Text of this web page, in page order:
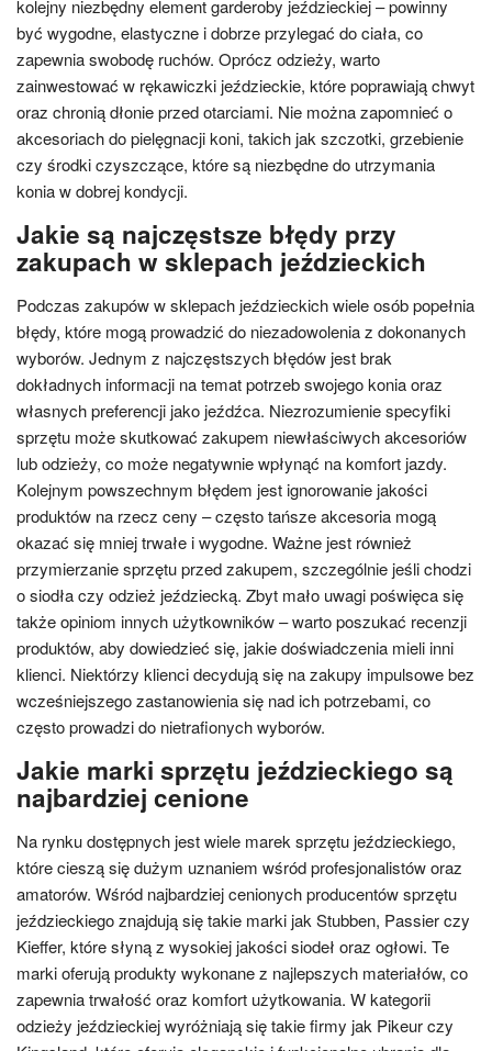
kolejny niezbędny element garderoby jeździeckiej – powinny
być wygodne, elastyczne i dobrze przylegać do ciała, co
zapewnia swobodę ruchów. Oprócz odzieży, warto
zainwestować w rękawiczki jeździeckie, które poprawiają chwyt
oraz chronią dłonie przed otarciami. Nie można zapomnieć o
akcesoriach do pielęgnacji koni, takich jak szczotki, grzebienie
czy środki czyszczące, które są niezbędne do utrzymania
konia w dobrej kondycji.
Jakie są najczęstsze błędy przy
zakupach w sklepach jeździeckich
Podczas zakupów w sklepach jeździeckich wiele osób popełnia
błędy, które mogą prowadzić do niezadowolenia z dokonanych
wyborów. Jednym z najczęstszych błędów jest brak
dokładnych informacji na temat potrzeb swojego konia oraz
własnych preferencji jako jeźdźca. Niezrozumienie specyfiki
sprzętu może skutkować zakupem niewłaściwych akcesoriów
lub odzieży, co może negatywnie wpłynąć na komfort jazdy.
Kolejnym powszechnym błędem jest ignorowanie jakości
produktów na rzecz ceny – często tańsze akcesoria mogą
okazać się mniej trwałe i wygodne. Ważne jest również
przymierzanie sprzętu przed zakupem, szczególnie jeśli chodzi
o siodła czy odzież jeździecką. Zbyt mało uwagi poświęca się
także opiniom innych użytkowników – warto poszukać recenzji
produktów, aby dowiedzieć się, jakie doświadczenia mieli inni
klienci. Niektórzy klienci decydują się na zakupy impulsowe bez
wcześniejszego zastanowienia się nad ich potrzebami, co
często prowadzi do nietrafionych wyborów.
Jakie marki sprzętu jeździeckiego są
najbardziej cenione
Na rynku dostępnych jest wiele marek sprzętu jeździeckiego,
które cieszą się dużym uznaniem wśród profesjonalistów oraz
amatorów. Wśród najbardziej cenionych producentów sprzętu
jeździeckiego znajdują się takie marki jak Stubben, Passier czy
Kieffer, które słyną z wysokiej jakości siodeł oraz ogłowi. Te
marki oferują produkty wykonane z najlepszych materiałów, co
zapewnia trwałość oraz komfort użytkowania. W kategorii
odzieży jeździeckiej wyróżniają się takie firmy jak Pikeur czy